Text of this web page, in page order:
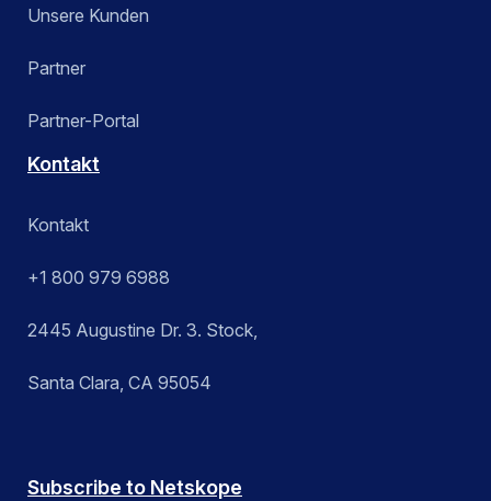
Unsere Kunden
Partner
Partner-Portal
Kontakt
Kontakt
+1 800 979 6988
2445 Augustine Dr. 3. Stock,
Santa Clara, CA 95054
Subscribe to Netskope